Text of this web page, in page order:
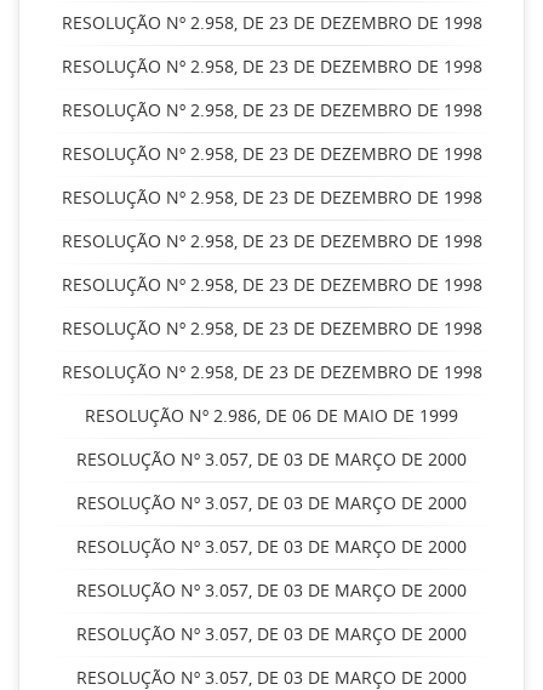
RESOLUÇÃO Nº 2.958, DE 23 DE DEZEMBRO DE 1998
RESOLUÇÃO Nº 2.958, DE 23 DE DEZEMBRO DE 1998
RESOLUÇÃO Nº 2.958, DE 23 DE DEZEMBRO DE 1998
RESOLUÇÃO Nº 2.958, DE 23 DE DEZEMBRO DE 1998
RESOLUÇÃO Nº 2.958, DE 23 DE DEZEMBRO DE 1998
RESOLUÇÃO Nº 2.958, DE 23 DE DEZEMBRO DE 1998
RESOLUÇÃO Nº 2.958, DE 23 DE DEZEMBRO DE 1998
RESOLUÇÃO Nº 2.958, DE 23 DE DEZEMBRO DE 1998
RESOLUÇÃO Nº 2.958, DE 23 DE DEZEMBRO DE 1998
RESOLUÇÃO Nº 2.986, DE 06 DE MAIO DE 1999
RESOLUÇÃO Nº 3.057, DE 03 DE MARÇO DE 2000
RESOLUÇÃO Nº 3.057, DE 03 DE MARÇO DE 2000
RESOLUÇÃO Nº 3.057, DE 03 DE MARÇO DE 2000
RESOLUÇÃO Nº 3.057, DE 03 DE MARÇO DE 2000
RESOLUÇÃO Nº 3.057, DE 03 DE MARÇO DE 2000
RESOLUÇÃO Nº 3.057, DE 03 DE MARÇO DE 2000